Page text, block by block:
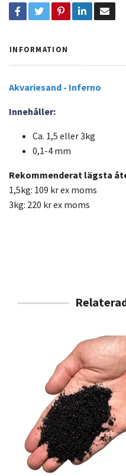
INFORMATION
Akvariesand - Inferno
Innehåller:
Ca. 1,5 eller 3kg
0,1-4 mm
Rekommenderat lägsta
1,5kg: 109 kr ex moms
3kg: 220 kr ex moms